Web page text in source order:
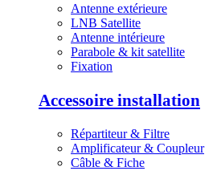
Antenne extérieure
LNB Satellite
Antenne intérieure
Parabole & kit satellite
Fixation
Accessoire installation
Répartiteur & Filtre
Amplificateur & Coupleur
Câble & Fiche